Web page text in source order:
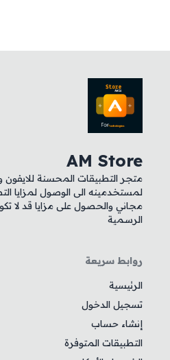
AM Store
متجر التطبيقات المحسنة للايفون
لمستخدمينه الى الوصول لمزايا
مجاني والحصول على مزايا قد لا
الرسمية
روابط سريعة
الرئيسية
تسجيل الدخول
إنشاء حساب
التطبيقات المتوفرة